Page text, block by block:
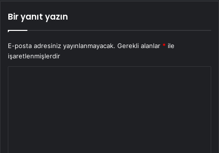
Bir yanıt yazın
E-posta adresiniz yayınlanmayacak. Gerekli alanlar * ile
işaretlenmişlerdir